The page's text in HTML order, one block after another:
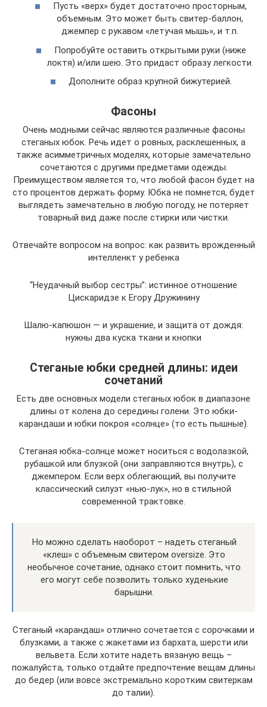
Пусть «верх» будет достаточно просторным,
объемным. Это может быть свитер-баллон,
джемпер с рукавом «летучая мышь», и т.п.
Попробуйте оставить открытыми руки (ниже
локтя) и/или шею. Это придаст образу легкости.
Дополните образ крупной бижутерией.
Фасоны
Очень модными сейчас являются различные фасоны
стеганых юбок. Речь идет о ровных, расклешенных, а
также асимметричных моделях, которые замечательно
сочетаются с другими предметами одежды.
Преимуществом является то, что любой фасон будет на
сто процентов держать форму. Юбка не помнется, будет
выглядеть замечательно в любую погоду, не потеряет
товарный вид даже после стирки или чистки.
Отвечайте вопросом на вопрос: как развить врожденный
интелленкт у ребенка
“Неудачный выбор сестры”: истинное отношение
Цискаридзе к Егору Дружинину
Шалю-капюшон — и украшение, и защита от дождя:
нужны два куска ткани и кнопки
Стеганые юбки средней длины: идеи
сочетаний
Есть две основных модели стеганых юбок в диапазоне
длины от колена до середины голени. Это юбки-
карандаши и юбки покроя «солнце» (то есть пышные).
Стеганая юбка-солнце может носиться с водолазкой,
рубашкой или блузкой (они заправляются внутрь), с
джемпером. Если верх облегающий, вы получите
классический силуэт «нью-лук», но в стильной
современной трактовке.
Но можно сделать наоборот – надеть стеганый
«клеш» с объемным свитером oversize. Это
необычное сочетание, однако стоит помнить, что
его могут себе позволить только худенькие
барышни.
Стеганый «карандаш» отлично сочетается с сорочками и
блузками, а также с жакетами из бархата, шерсти или
вельвета. Если хотите надеть вязаную вещь –
пожалуйста, только отдайте предпочтение вещам длины
до бедер (или вовсе экстремально коротким свитеркам
до талии).